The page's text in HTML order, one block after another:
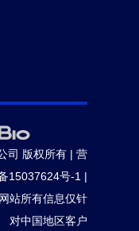
司 版权所有 | 营
15037624号-1 |
站所有信息仅针
对中国地区客户